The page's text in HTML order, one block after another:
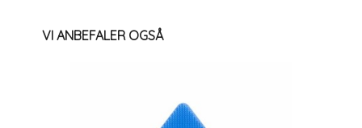
VI ANBEFALER OGSÅ